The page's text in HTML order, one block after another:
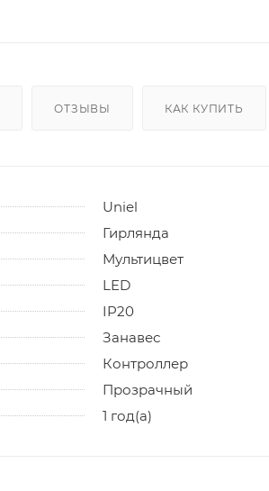
ОТЗЫВЫ КАК КУПИТЬ
Uniel
Гирлянда
Мультицвет
LED
IP20
Занавес
Контроллер
Прозрачный
1 год(а)